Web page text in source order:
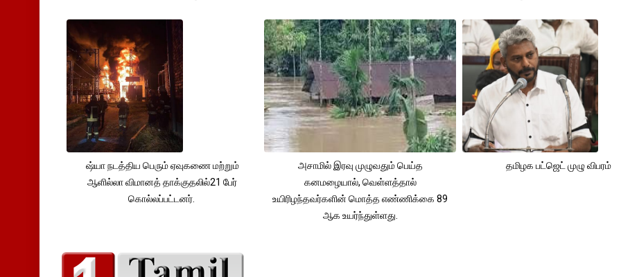
ஷ்யா நடத்திய பெரும் ஏவுகணை மற்றும்
ஆளில்லா விமானத் தாக்குதலில்21 பேர்
கொல்லப்பட்டனர்.
அசாமில் இரவு முழுவதும் பெய்த
கனமழையால், வெள்ளத்தால்
உயிரிழந்தவர்களின் மொத்த எண்ணிக்கை 89
ஆக உயர்ந்துள்ளது.
தமிழக பட்ஜெட் முழு விபரம்